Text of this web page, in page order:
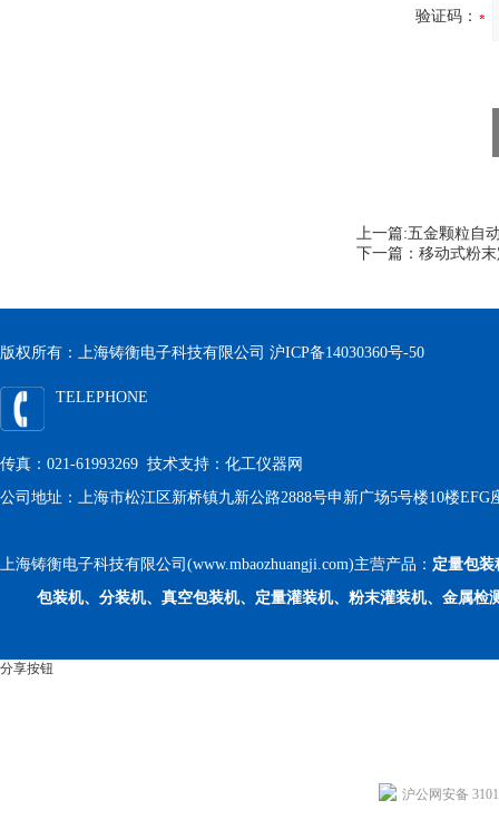
验证码：
上一篇:五金颗粒自
下一篇： 移动式粉
版权所有：上海铸衡电子科技有限公司 沪ICP备14030360号-50
TELEPHONE
传真：021-61993269 技术支持： 化工仪器网
公司地址：上海市松江区新桥镇九新公路2888号申新广场5号楼10楼EFG
上海铸衡电子科技有限公司(www.mbaozhuangji.com)主营产品： 定量包装
包装机、分装机、真空包装机、定量灌装机、粉末灌装机、金属检
分享按钮
沪公网安备